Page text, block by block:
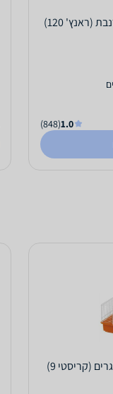
1.0
(848)